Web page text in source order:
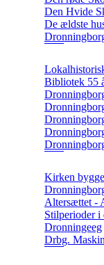
Den Hvide
De ældste
Bibliotek 55
Kirken
Altersættet -
Stilperioder i
Dronningeeg
Drbg.